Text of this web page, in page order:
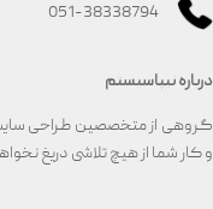
051-38338794
درباره نیپاسیستم
گروهی از متخصصین طراحی
و کار شما از هیچ تلاشی دریغ